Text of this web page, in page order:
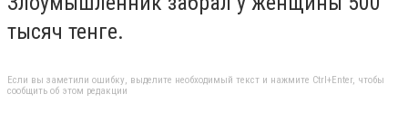
тысяч тенге.
Если вы заметили ошибку, выделите необходимый текст и нажмите Ctrl+Enter, чтобы
сообщить об этом редакции